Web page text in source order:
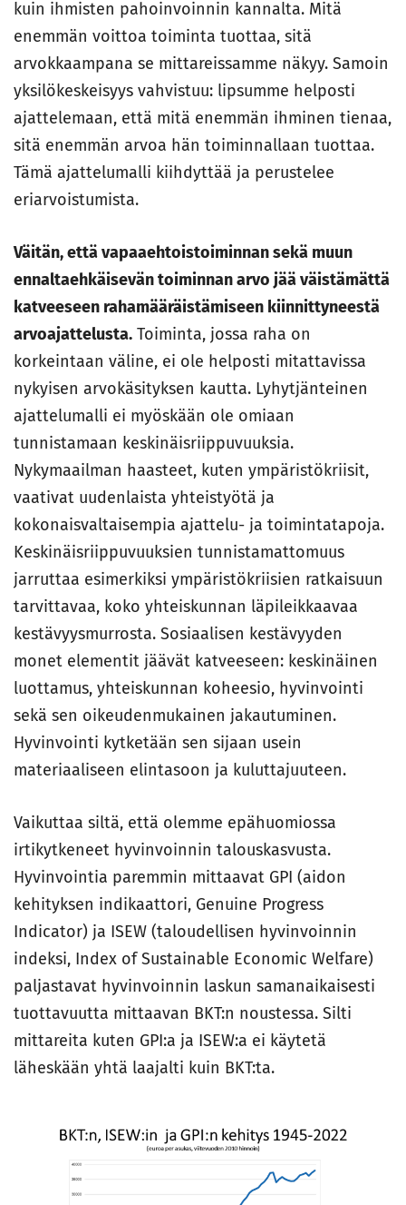
kuin ihmisten pahoinvoinnin kannalta. Mitä
enemmän voittoa toiminta tuottaa, sitä
arvokkaampana se mittareissamme näkyy. Samoin
yksilökeskeisyys vahvistuu: lipsumme helposti
ajattelemaan, että mitä enemmän ihminen tienaa,
sitä enemmän arvoa hän toiminnallaan tuottaa.
Tämä ajattelumalli kiihdyttää ja perustelee
eriarvoistumista.
Väitän, että vapaaehtoistoiminnan sekä muun
ennaltaehkäisevän toiminnan arvo jää väistämättä
katveeseen rahamääräistämiseen kiinnittyneestä
arvoajattelusta. Toiminta, jossa raha on
korkeintaan väline, ei ole helposti mitattavissa
nykyisen arvokäsityksen kautta. Lyhytjänteinen
ajattelumalli ei myöskään ole omiaan
tunnistamaan keskinäisriippuvuuksia.
Nykymaailman haasteet, kuten ympäristökriisit,
vaativat uudenlaista yhteistyötä ja
kokonaisvaltaisempia ajattelu- ja toimintatapoja.
Keskinäisriippuvuuksien tunnistamattomuus
jarruttaa esimerkiksi ympäristökriisien ratkaisuun
tarvittavaa, koko yhteiskunnan läpileikkaavaa
kestävyysmurrosta. Sosiaalisen kestävyyden
monet elementit jäävät katveeseen: keskinäinen
luottamus, yhteiskunnan koheesio, hyvinvointi
sekä sen oikeudenmukainen jakautuminen.
Hyvinvointi kytketään sen sijaan usein
materiaaliseen elintasoon ja kuluttajuuteen.
Vaikuttaa siltä, että olemme epähuomiossa
irtikytkeneet hyvinvoinnin talouskasvusta.
Hyvinvointia paremmin mittaavat GPI (aidon
kehityksen indikaattori, Genuine Progress
Indicator) ja ISEW (taloudellisen hyvinvoinnin
indeksi, Index of Sustainable Economic Welfare)
paljastavat hyvinvoinnin laskun samanaikaisesti
tuottavuutta mittaavan BKT:n noustessa. Silti
mittareita kuten GPI:a ja ISEW:a ei käytetä
läheskään yhtä laajalti kuin BKT:ta.